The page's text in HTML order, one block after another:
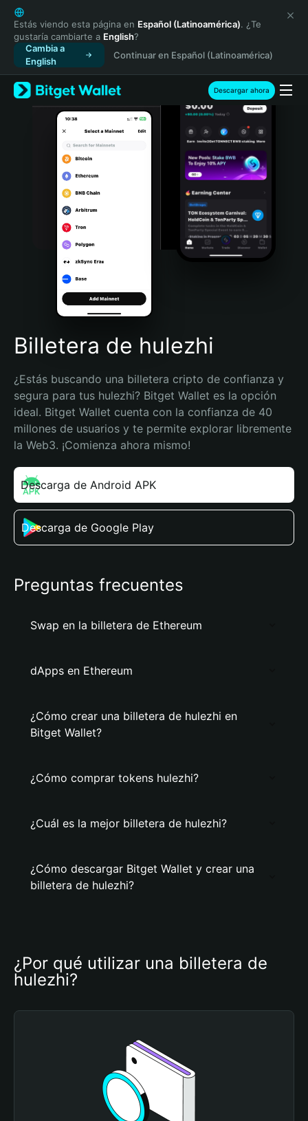
English
日本語
Tiếng Việt
Русский
Español (Latinoamérica)
Türkçe
Italiano
Português (Portugal)
Bahasa Indonesia
Português (Brasil)
Español (Argentina)
Estás viendo esta página en Español (Latinoamérica). ¿Te
gustaría cambiarte a English?
Cambia a
English
Continuar en Español (Latinoamérica)
Descargar ahora
Billetera de hulezhi
¿Estás buscando una billetera cripto de confianza y
segura para tus hulezhi? Bitget Wallet es la opción
ideal. Bitget Wallet cuenta con la confianza de 40
millones de usuarios y te permite explorar libremente
la Web3. ¡Comienza ahora mismo!
Descarga de Android APK
Descarga de Google Play
Preguntas frecuentes
Swap en la billetera de Ethereum
dApps en Ethereum
¿Cómo crear una billetera de hulezhi en
Bitget Wallet?
¿Cómo comprar tokens hulezhi?
¿Cuál es la mejor billetera de hulezhi?
¿Cómo descargar Bitget Wallet y crear una
billetera de hulezhi?
¿Por qué utilizar una billetera de
hulezhi?